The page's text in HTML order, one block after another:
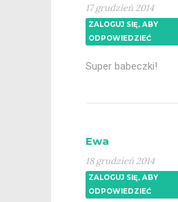
17 grudzień 2014
ZALOGUJ SIĘ, ABY
ODPOWIEDZIEĆ
Super babeczki!
Ewa
18 grudzień 2014
ZALOGUJ SIĘ, ABY
ODPOWIEDZIEĆ